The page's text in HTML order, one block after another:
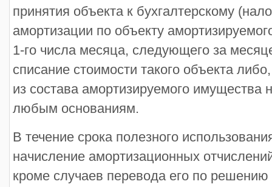
принятия объекта к бухгалтерскому
амортизации по объекту
1-го числа месяца, следующего за
списание стоимости такого объекта
из состава амортизируемого имущества
любым основаниям.
В течение срока полезного
начисление амортизационных
кроме случаев перевода его по решению